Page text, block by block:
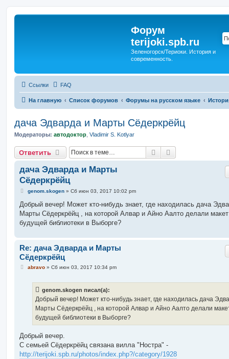
Форум
terijoki.spb.ru
Зеленогорск/Териоки. История и
современность.
Ссылки FAQ
На главную Список форумов Форумы на русском языке
дача Эдварда и Марты Сёдеркрёйц
Модераторы: автодоктор Vladimir S. Kotlyar
Ответить Поиск
дача Эдварда и Марты
Сёдеркрёйц
С
о
щ
е
н
е
genom.skogen» Сб июн 03, 2017 10:02 pm
Добрый вечер! Может кто-нибудь знает, где находилась дача
Марты Сёдеркрёйц , на которой Алвар и Айно Аалто делали макет
будущей библиотеки в Выборге?
Re: дача Эдварда и Марты
Сёдеркрёйц
Сabravo» Сб июн 03, 2017 10:34 pm
genom.skogen писал(а):
Добрый вечер! Может кто-нибудь знает, где находилась дача
Марты Сёдеркрёйц , на которой Алвар и Айно Аалто делали
будущей библиотеки в Выборге?
Добрый вечер.
С семьей Сёдеркрёйц связана вилла "Ностра" -
http://terijoki.spb.ru/photos/index.php?/category/1928